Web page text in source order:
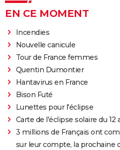
EN CE MOMENT
Incendies
Nouvelle canicule
Tour de France femmes
Quentin Dumontier
Hantavirus en France
Bison Futé
Lunettes pour l'éclipse
Carte de l'éclipse solaire du 12
3 millions de Français ont
sur leur compte, la prochaine